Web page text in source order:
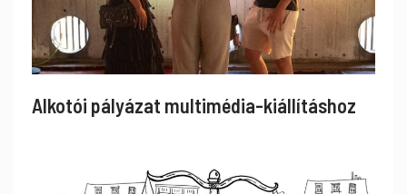
Alkotói pályázat multimédia-kiállításhoz